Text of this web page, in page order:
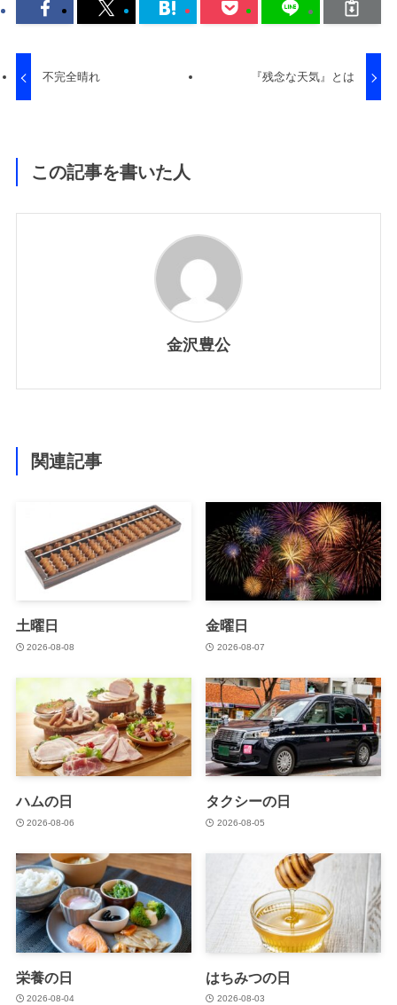
不完全晴れ 『残念な天気』とは
この記事を書いた人
金沢豊公
関連記事
土曜日
2026-08-08
金曜日
2026-08-07
ハムの日
2026-08-06
タクシーの日
2026-08-05
栄養の日
2026-08-04
はちみつの日
2026-08-03